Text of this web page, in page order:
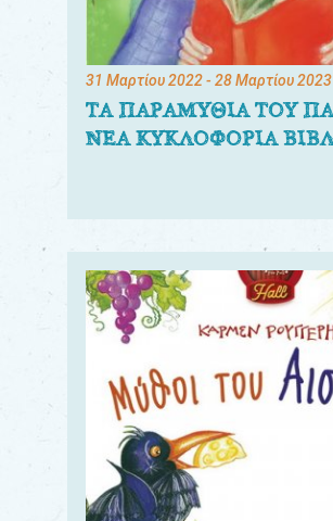
31 Μαρτίου 2022- 28 Μαρτίου 2023
ΤΑ ΠΑΡΑΜΥΘΙΑ ΤΟΥ
ΝΕΑ ΚΥΚΛΟΦΟΡΙΑ